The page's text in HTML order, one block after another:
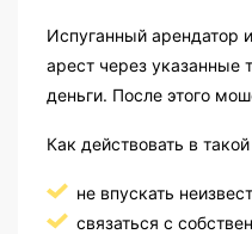
Испуганный арендатор
арест через указанные
деньги. После этого
Как действовать в
не впускать
связаться с